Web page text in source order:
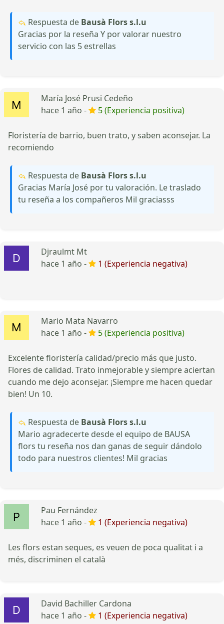
Respuesta de Bausà Flors s.l.u
Gracias por la reseña Y por valorar nuestro
servicio con las 5 estrellas
María José Prusi Cedeño
hace 1 año -
5 (Experiencia positiva)
Floristería de barrio, buen trato, y saben aconsejar. La
recomiendo
Respuesta de Bausà Flors s.l.u
Gracias María José por tu valoración. Le traslado
tu reseña a los compañeros Mil graciasss
Djraulmt Mt
hace 1 año -
1 (Experiencia negativa)
Mario Mata Navarro
hace 1 año -
5 (Experiencia positiva)
Excelente floristería calidad/precio más que justo.
Flores de calidad. Trato inmejorable y siempre aciertan
cuando me dejo aconsejar. ¡Siempre me hacen quedar
bien! Un 10.
Respuesta de Bausà Flors s.l.u
Mario agradecerte desde el equipo de BAUSA
flors tu reseña nos dan ganas de seguir dándolo
todo para nuestros clientes! Mil gracias
Pau Fernández
hace 1 año -
1 (Experiencia negativa)
Les flors estan seques, es veuen de poca qualitat i a
més, discriminen el català
David Bachiller Cardona
hace 1 año -
1 (Experiencia negativa)